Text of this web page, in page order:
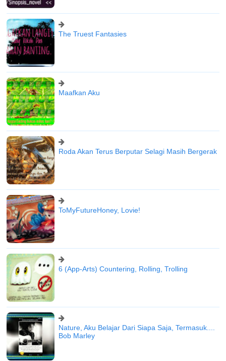
The Truest Fantasies
Maafkan Aku
Roda Akan Terus Berputar Selagi Masih Bergerak
ToMyFutureHoney, Lovie!
6 (App-Arts) Countering, Rolling, Trolling
Nature, Aku Belajar Dari Siapa Saja, Termasuk....
Bob Marley